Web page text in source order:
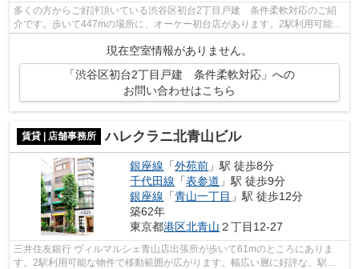
多くの方からご好評頂いている渋谷区初台2丁目戸建 条件柔軟対応のご紹
介です。歩いて447mの場所に、オーケー初台店があります。2駅利用可能な
利便性の高い物件です。コチラの戸建て...
現在空室情報がありません。
「渋谷区初台2丁目戸建 条件柔軟対応」への
お問い合わせはこちら
賃貸 | 店舗事務所 ハレクラニ北青山ビル
銀座線 「外苑前 」駅 徒歩8分
千代田線 「表参道 」駅 徒歩9分
銀座線 「青山一丁目 」駅 徒歩12分
築62年
東京都港区北青山 ２丁目12-27
三井住友銀行 ヴィルマルシェ青山店出張所が歩いて61mのところにありま
す。2駅利用可能な物件で移動範囲が広がります。幅広い層に好評な、駅か